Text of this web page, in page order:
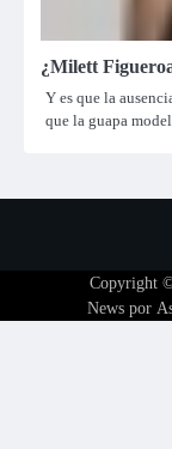
¿Milett
Y es que la
que la guapa
Copyright
News por